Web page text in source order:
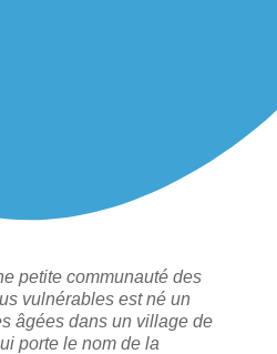
petite communauté des
vulnérables est né un
âgées dans un village de
porte le nom de la